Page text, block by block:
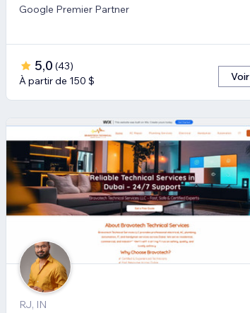
Google Premier Partner
5,0 (43)
À partir de 150 $
Voir
RJ, IN